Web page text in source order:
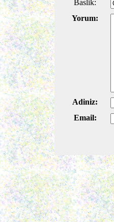
Baslik:
Yorum:
Adiniz:
Email: